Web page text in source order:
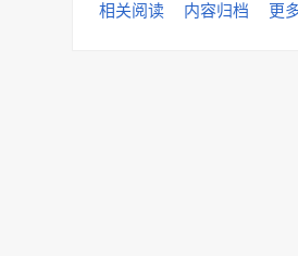
相关阅读 内容归档 更